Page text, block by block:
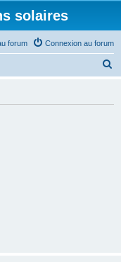
solaires
Connexion au forum
forum